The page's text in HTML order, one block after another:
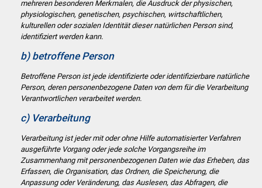
mehreren besonderen Merkmalen, die Ausdruck der physischen,
physiologischen, genetischen, psychischen, wirtschaftlichen,
kulturellen oder sozialen Identität dieser natürlichen Person sind,
identifiziert werden kann.
b) betroffene Person
Betroffene Person ist jede identifizierte oder identifizierbare natürliche
Person, deren personenbezogene Daten von dem für die Verarbeitung
Verantwortlichen verarbeitet werden.
c) Verarbeitung
Verarbeitung ist jeder mit oder ohne Hilfe automatisierter Verfahren
ausgeführte Vorgang oder jede solche Vorgangsreihe im
Zusammenhang mit personenbezogenen Daten wie das Erheben, das
Erfassen, die Organisation, das Ordnen, die Speicherung, die
Anpassung oder Veränderung, das Auslesen, das Abfragen, die